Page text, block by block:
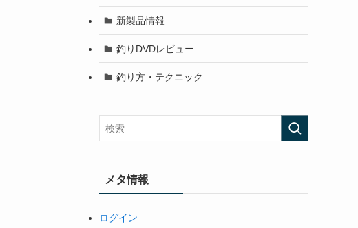
新製品情報
釣りDVDレビュー
釣り方・テクニック
メタ情報
ログイン